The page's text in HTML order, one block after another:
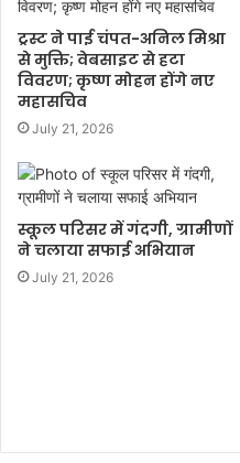
ट्रस्ट ने पाई चंपत-अनिल मिश्रा
से मुक्ति; वेबसाइट से हटा
विवरण; कृष्ण मोहन होंगे नए
महासचिव
July 21, 2026
स्कूल परिसर में गंदगी, ग्रामीणों
ने चलाया सफाई अभियान
July 21, 2026